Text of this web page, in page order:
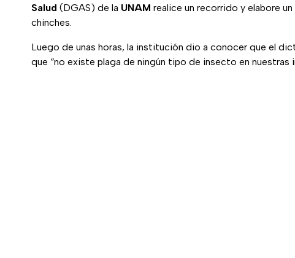
Salud (DGAS) de la UNAM realice un recorrido y elabore
chinches.
Luego de unas horas, la institución dio a conocer que el
que “no existe plaga de ningún tipo de insecto en nuestras